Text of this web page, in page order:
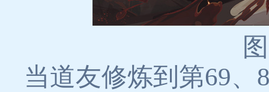
当道友修炼到第69